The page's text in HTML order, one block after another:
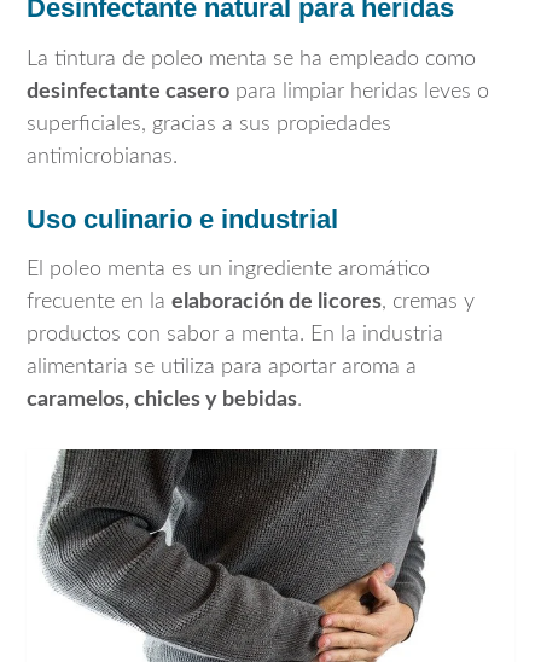
Desinfectante natural para heridas
La tintura de poleo menta se ha empleado como
desinfectante casero para limpiar heridas leves o
superficiales, gracias a sus propiedades
antimicrobianas.
Uso culinario e industrial
El poleo menta es un ingrediente aromático
frecuente en la elaboración de licores, cremas y
productos con sabor a menta. En la industria
alimentaria se utiliza para aportar aroma a
caramelos, chicles y bebidas.